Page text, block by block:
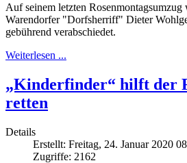
Auf seinem letzten Rosenmontagsumzug
Warendorfer "Dorfsherriff" Dieter
gebührend verabschiedet.
Weiterlesen ...
„Kinderfinder“ hilft der
retten
Details
Erstellt: Freitag, 24. Januar 2020
Zugriffe: 2162